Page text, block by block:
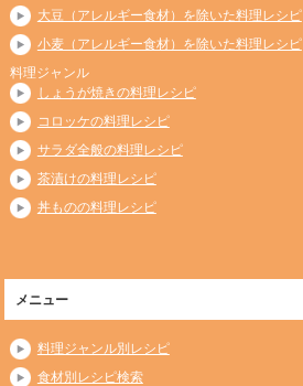
大豆（アレルギー食材）を除いた料理レシピ
小麦（アレルギー食材）を除いた料理レシピ
料理ジャンル
しょうが焼きの料理レシピ
コロッケの料理レシピ
サラダ全般の料理レシピ
茶漬けの料理レシピ
丼ものの料理レシピ
メニュー
料理ジャンル別レシピ
食材別レシピ検索